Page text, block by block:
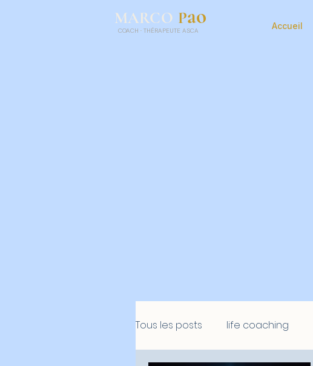
MARCO Pao
COACH · THÉRAPEUTE ASCA Accueil
Tous les posts life coaching